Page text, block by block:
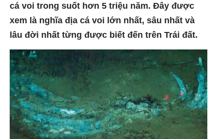
cá voi trong suốt hơn 5 triệu năm. Đây được
xem là nghĩa địa cá voi lớn nhất, sâu nhất và
lâu đời nhất từng được biết đến trên Trái đất.